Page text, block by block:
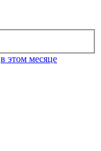
в этом месяце